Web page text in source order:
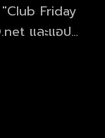
และแอปฯ